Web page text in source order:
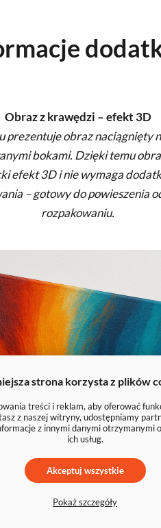
Obraz z krawędzi – efekt 3D
prezentuje obraz naciągnięty
bokami. Dzięki temu
efekt 3D i nie wymaga
– gotowy do powieszenia
rozpakowaniu.
strona korzysta z plików
treści i reklam, aby oferować
z naszej witryny, udostępniamy
z innymi danymi otrzymanymi
ich usług.
Akceptuj wszystkie
Pokaż szczegóły